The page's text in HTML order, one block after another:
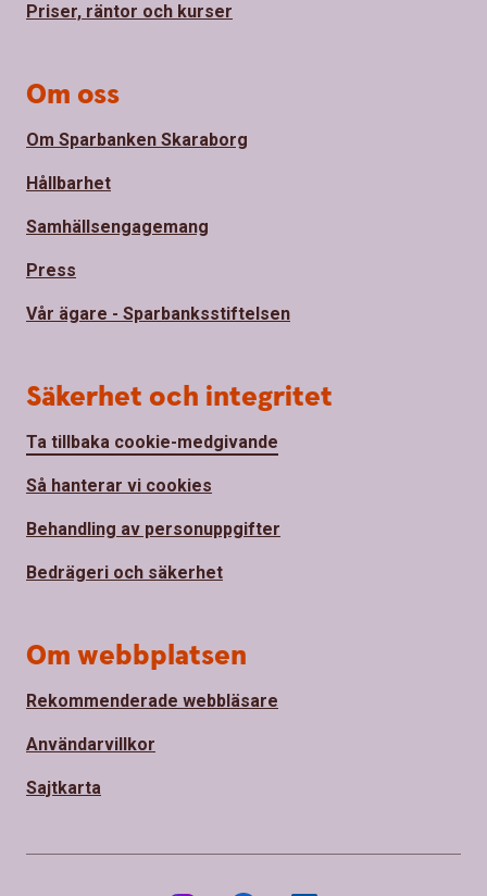
Priser, räntor och kurser
Om oss
Om Sparbanken Skaraborg
Hållbarhet
Samhällsengagemang
Press
Vår ägare - Sparbanksstiftelsen
Säkerhet och integritet
Ta tillbaka cookie-medgivande
Så hanterar vi cookies
Behandling av personuppgifter
Bedrägeri och säkerhet
Om webbplatsen
Rekommenderade webbläsare
Användarvillkor
Sajtkarta